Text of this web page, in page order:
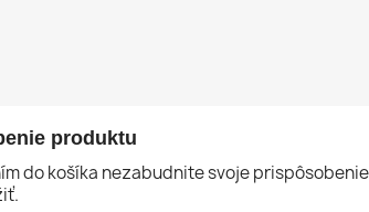
produktu
do košíka nezabudnite svoje